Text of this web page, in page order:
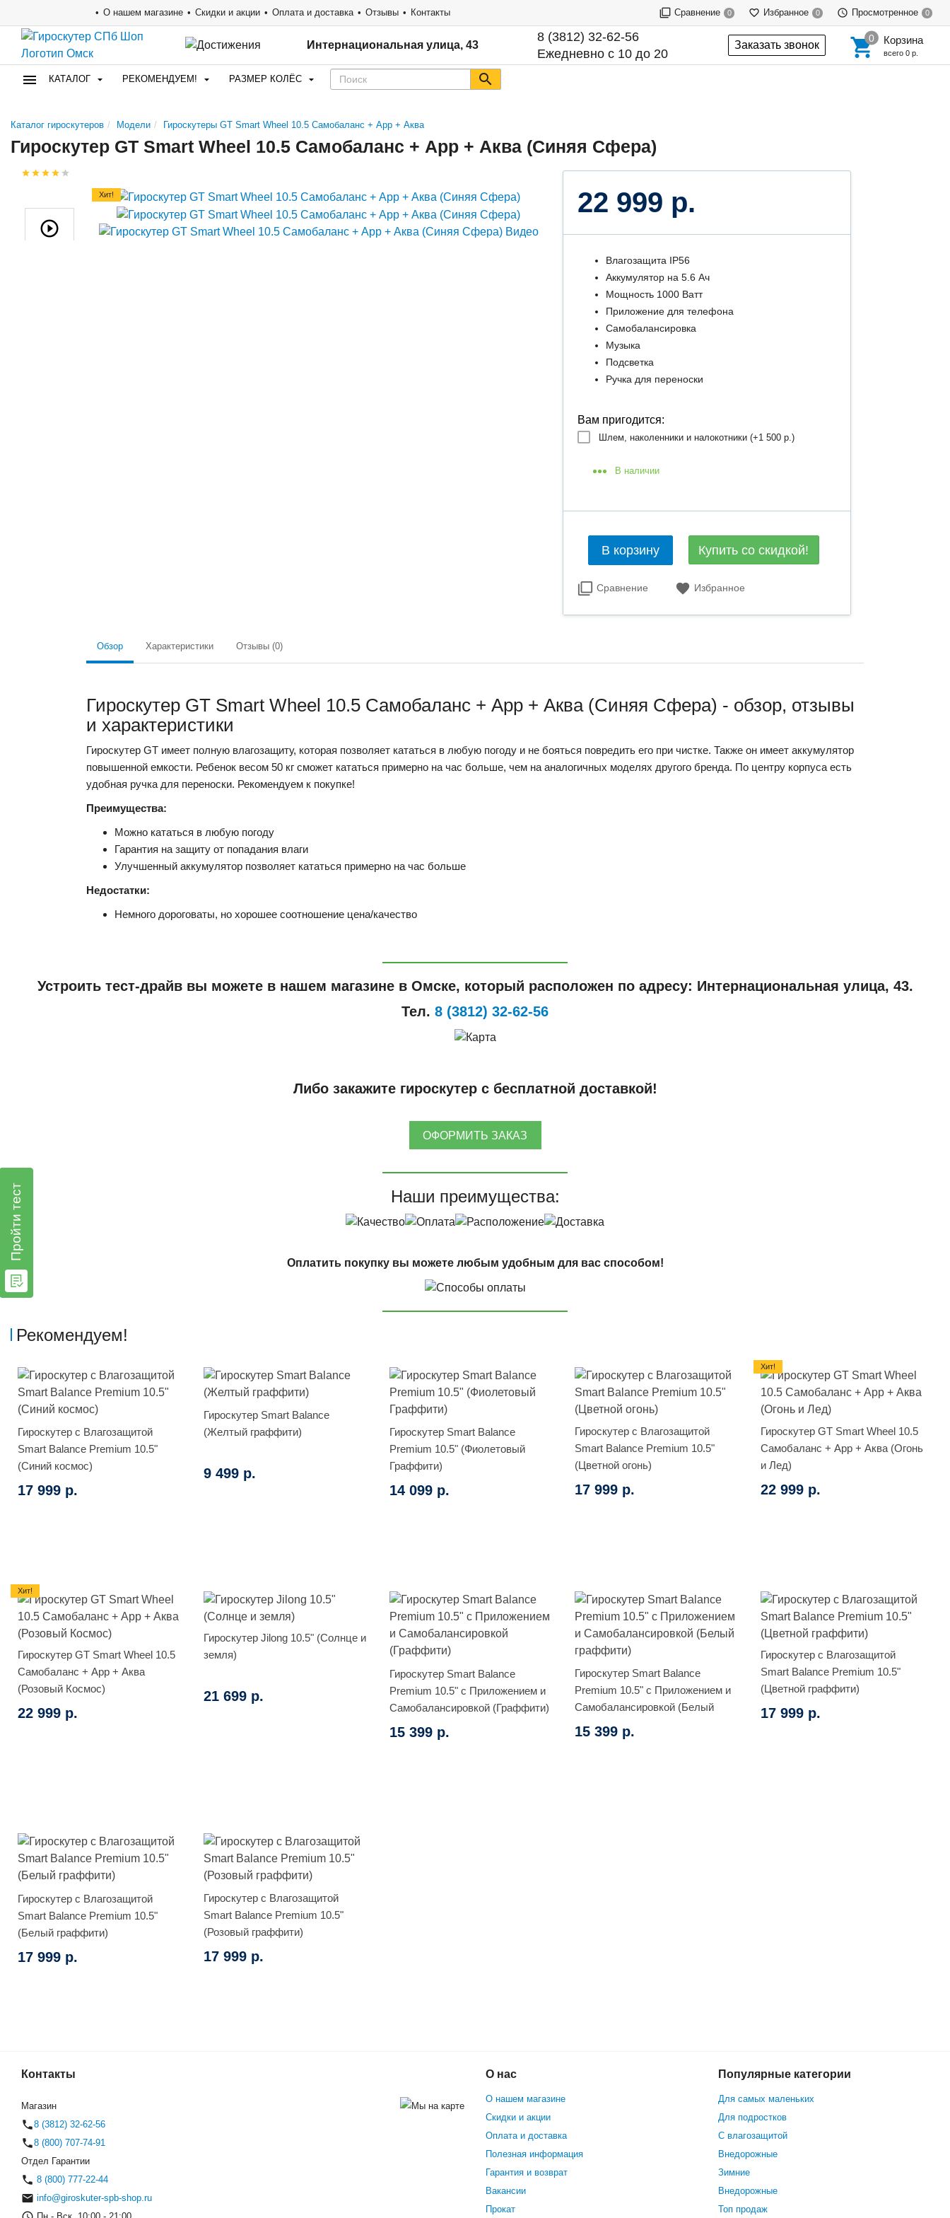
О нашем магазине Скидки и акции Оплата и доставка Отзывы Контакты Сравнение 0 Избранное 0 Просмотренное 0
Интернациональная улица, 43
8 (3812) 32-62-56
Ежедневно с 10 до 20
Заказать звонок Корзина
всего 0 р.
КАТАЛОГ РЕКОМЕНДУЕМ! РАЗМЕР КОЛЁС
Каталог гироскутеров Модели Гироскутеры GT Smart Wheel 10.5 Самобаланс + App + Аква
Гироскутер GT Smart Wheel 10.5 Самобаланс + App + Аква (Синяя Сфера)
Хит! 22 999 р.
Влагозащита IP56
Аккумулятор на 5.6 Ач
Мощность 1000 Ватт
Приложение для телефона
Самобалансировка
Музыка
Подсветка
Ручка для переноски
Вам пригодится:
Шлем, наколенники и налокотники (+1 500 р.)
В наличии
В корзину Купить со скидкой!
Сравнение Избранное
Обзор Характеристики Отзывы (0)
Гироскутер GT Smart Wheel 10.5 Самобаланс + App + Аква (Синяя Сфера) - обзор, отзывы
и характеристики
Гироскутер GT имеет полную влагозащиту, которая позволяет кататься в любую погоду и не бояться повредить его при чистке. Также он имеет аккумулятор
повышенной емкости. Ребенок весом 50 кг сможет кататься примерно на час больше, чем на аналогичных моделях другого бренда. По центру корпуса есть
удобная ручка для переноски. Рекомендуем к покупке!
Преимущества:
Можно кататься в любую погоду
Гарантия на защиту от попадания влаги
Улучшенный аккумулятор позволяет кататься примерно на час больше
Недостатки:
Немного дороговаты, но хорошее соотношение цена/качество
Устроить тест-драйв вы можете в нашем магазине в Омске, который расположен по адресу: Интернациональная улица, 43.
Тел. 8 (3812) 32-62-56
Либо закажите гироскутер с бесплатной доставкой!
ОФОРМИТЬ ЗАКАЗ
Наши преимущества:
Оплатить покупку вы можете любым удобным для вас способом!
Рекомендуем!
Гироскутер с Влагозащитой
Smart Balance Premium 10.5"
(Синий космос)
17 999 р.
Гироскутер Smart Balance
(Желтый граффити)
9 499 р.
Гироскутер Smart Balance
Premium 10.5" (Фиолетовый
Граффити)
14 099 р.
Гироскутер с Влагозащитой
Smart Balance Premium 10.5"
(Цветной огонь)
17 999 р.
Гироскутер GT Smart Wheel 10.5
Самобаланс + App + Аква (Огонь
и Лед)
22 999 р.
Хит!
Гироскутер GT Smart Wheel 10.5
Самобаланс + App + Аква
(Розовый Космос)
22 999 р.
Хит!
Гироскутер Jilong 10.5" (Солнце и
земля)
21 699 р.
Гироскутер Smart Balance
Premium 10.5" с Приложением и
Самобалансировкой (Граффити)
15 399 р.
Гироскутер Smart Balance
Premium 10.5" с Приложением и
Самобалансировкой (Белый
граффити)
15 399 р.
Гироскутер с Влагозащитой
Smart Balance Premium 10.5"
(Цветной граффити)
17 999 р.
Гироскутер с Влагозащитой
Smart Balance Premium 10.5"
(Белый граффити)
17 999 р.
Гироскутер с Влагозащитой
Smart Balance Premium 10.5"
(Розовый граффити)
17 999 р.
Гироскутер GT Smart
Контакты
Магазин
8 (3812) 32-62-56
8 (800) 707-74-91
Отдел Гарантии
8 (800) 777-22-44
info@giroskuter-spb-shop.ru
О нас
О нашем магазине
Скидки и акции
Оплата и доставка
Полезная информация
Гарантия и возврат
Вакансии
Прокат
Популярные категории
Для самых маленьких
Для подростков
С влагозащитой
Внедорожные
Зимние
Внедорожные
Топ продаж
Пройти тест